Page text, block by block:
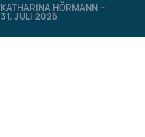
KATHARINA HÖRMANN -
31. JULI 2026